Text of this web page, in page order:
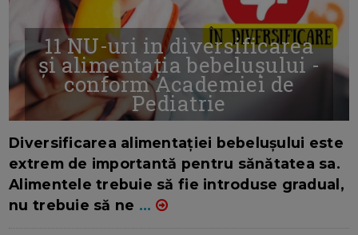
11 NU-uri in diversificarea
și alimentația bebelușului -
conform Academiei de
Pediatrie
Diversificarea alimentației bebelușului este
extrem de importantă pentru sănătatea sa.
Alimentele trebuie să fie introduse gradual,
nu trebuie să ne ...